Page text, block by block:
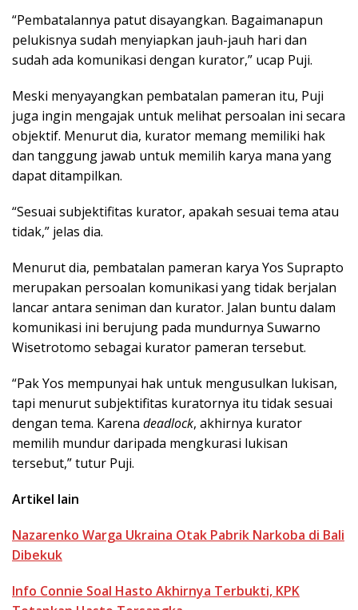
“Pembatalannya patut disayangkan. Bagaimanapun
pelukisnya sudah menyiapkan jauh-jauh hari dan
sudah ada komunikasi dengan kurator,” ucap Puji.
Meski menyayangkan pembatalan pameran itu, Puji
juga ingin mengajak untuk melihat persoalan ini secara
objektif. Menurut dia, kurator memang memiliki hak
dan tanggung jawab untuk memilih karya mana yang
dapat ditampilkan.
“Sesuai subjektifitas kurator, apakah sesuai tema atau
tidak,” jelas dia.
Menurut dia, pembatalan pameran karya Yos Suprapto
merupakan persoalan komunikasi yang tidak berjalan
lancar antara seniman dan kurator. Jalan buntu dalam
komunikasi ini berujung pada mundurnya Suwarno
Wisetrotomo sebagai kurator pameran tersebut.
“Pak Yos mempunyai hak untuk mengusulkan lukisan,
tapi menurut subjektifitas kuratornya itu tidak sesuai
dengan tema. Karena deadlock, akhirnya kurator
memilih mundur daripada mengkurasi lukisan
tersebut,” tutur Puji.
Artikel lain
Nazarenko Warga Ukraina Otak Pabrik Narkoba di Bali
Dibekuk
Info Connie Soal Hasto Akhirnya Terbukti, KPK